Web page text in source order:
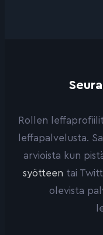
Rollen
leffapalvelusta.
arvioista kun
syötteen tai
olevista